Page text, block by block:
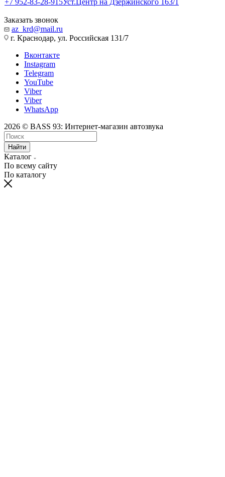
+7 952-83-28-915Уст.Центр на Дзержинского 163/1
Заказать звонок
az_krd@mail.ru
г. Краснодар, ул. Российская 131/7
Вконтакте
Instagram
Telegram
YouTube
Viber
Viber
WhatsApp
2026 © BASS 93: Интернет-магазин автозвука
Найти
Каталог
По всему сайту
По каталогу